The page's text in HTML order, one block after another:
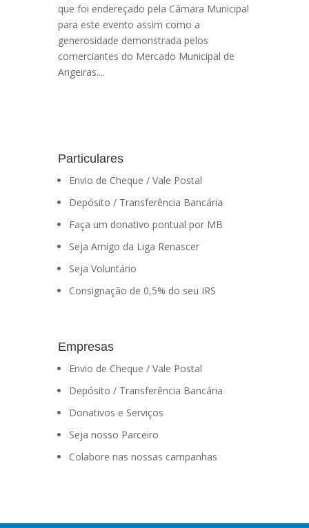
que foi endereçado pela Câmara Municipal
para este evento assim como a
generosidade demonstrada pelos
comerciantes do Mercado Municipal de
Angeiras....
Particulares
Envio de Cheque / Vale Postal
Depósito / Transferência Bancária
Faça um donativo pontual por MB
Seja Amigo da Liga Renascer
Seja Voluntário
Consignação de 0,5% do seu IRS
Empresas
Envio de Cheque / Vale Postal
Depósito / Transferência Bancária
Donativos e Serviços
Seja nosso Parceiro
Colabore nas nossas campanhas